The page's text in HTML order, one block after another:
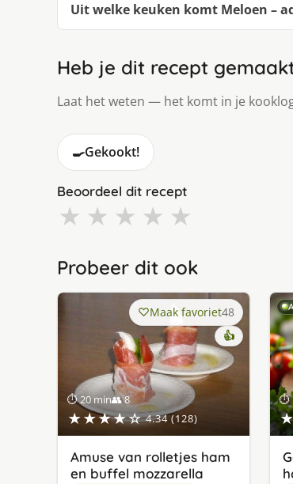
Uit welke keuken komt Meloen –
Heb je dit recept
Laat het weten — het komt in je
🍳Gekookt!
Beoordeel dit recept
★ ★ ★ ★ ★
Probeer dit ook
⏱ 20 min👥 8
★★★★☆ 4.34 (128)
Maak favoriet48
👍
Amuse van rolletjes ham
en buffel mozzarella
⏱